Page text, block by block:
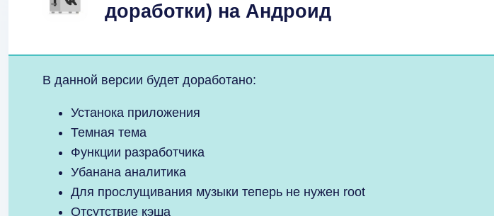
доработки) на Андроид
В данной версии будет доработано:
Устанока приложения
Темная тема
Функции разработчика
Убанана аналитика
Для прослущивания музыки теперь не нужен root
Отсутствие кэша